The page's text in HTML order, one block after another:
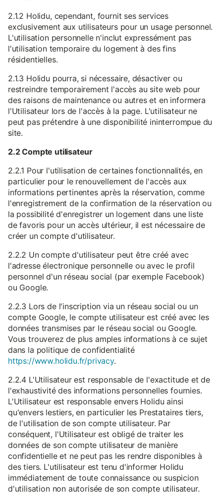
2.1.2 Holidu, cependant, fournit ses services
exclusivement aux utilisateurs pour un usage personnel.
L'utilisation personnelle n'inclut expressément pas
l'utilisation temporaire du logement à des fins
résidentielles.
2.1.3 Holidu pourra, si nécessaire, désactiver ou
restreindre temporairement l'accès au site web pour
des raisons de maintenance ou autres et en informera
l'Utilisateur lors de l'accès à la page. L'utilisateur ne
peut pas prétendre à une disponibilité ininterrompue du
site.
2.2 Compte utilisateur
2.2.1 Pour l'utilisation de certaines fonctionnalités, en
particulier pour le renouvellement de l'accès aux
informations pertinentes après la réservation, comme
l'enregistrement de la confirmation de la réservation ou
la possibilité d'enregistrer un logement dans une liste
de favoris pour un accès ultérieur, il est nécessaire de
créer un compte d'utilisateur.
2.2.2 Un compte d'utilisateur peut être créé avec
l'adresse électronique personnelle ou avec le profil
personnel d'un réseau social (par exemple Facebook)
ou Google.
2.2.3 Lors de l'inscription via un réseau social ou un
compte Google, le compte utilisateur est créé avec les
données transmises par le réseau social ou Google.
Vous trouverez de plus amples informations à ce sujet
dans la politique de confidentialité
https://www.holidu.fr/privacy.
2.2.4 L'Utilisateur est responsable de l'exactitude et de
l'exhaustivité des informations personnelles fournies.
L'Utilisateur est responsable envers Holidu ainsi
qu'envers lestiers, en particulier les Prestataires tiers,
de l'utilisation de son compte utilisateur. Par
conséquent, l'Utilisateur est obligé de traiter les
données de son compte utilisateur de manière
confidentielle et ne peut pas les rendre disponibles à
des tiers. L'utilisateur est tenu d'informer Holidu
immédiatement de toute connaissance ou suspicion
d'utilisation non autorisée de son compte utilisateur.